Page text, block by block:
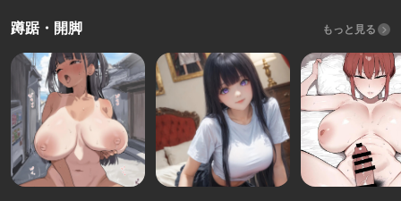
蹲踞・開脚 もっと見る